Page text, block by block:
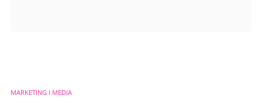
MARKETING I MEDIA